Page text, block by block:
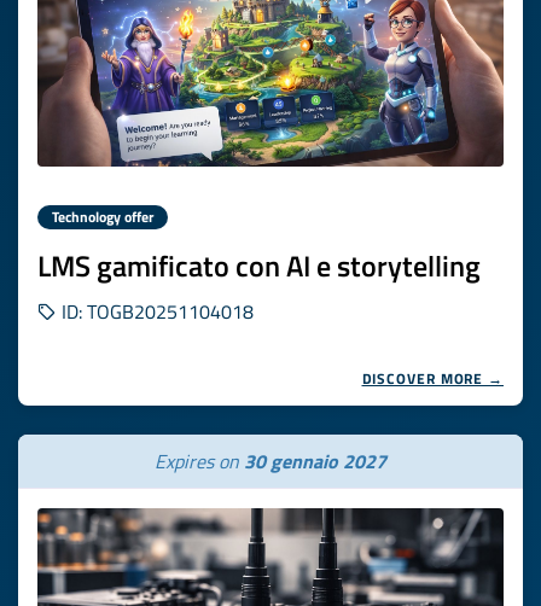
Technology offer
LMS gamificato con AI e storytelling
ID: TOGB20251104018
DISCOVER MORE →
Expires on 30 gennaio 2027